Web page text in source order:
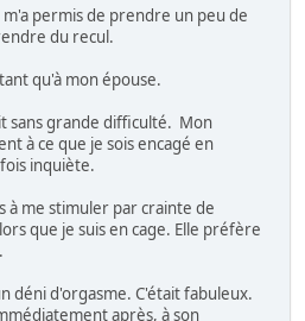
permis de prendre un peu de
du recul.
qu'à mon épouse.
sans grande difficulté. Mon
à ce que je sois encagé en
inquiète.
à me stimuler par crainte de
que je suis en cage. Elle préfère
déni d'orgasme. C'était fabuleux.
après, à son